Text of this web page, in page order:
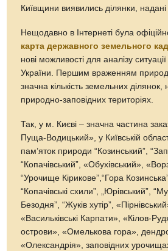
Київщини виявились ділянки, надані
Нещодавно в Інтернеті була
карта державного земельного
нові можливості для аналізу
України. Першим враженням
значна кількість земельних
природно-заповідних територіях.
Так, у м. Києві – значна частина
Пуща-Водицький», у Київській
пам’яток природи “Козинський”,
“Копачівський”, «Обухівський»,
“Урочище Кірикове”,“Гора
“Копачівські схили”, „Юрівський”,
Безодня”, “Жуків хутір”,
«Васильківські Карпати», «Кілов-
острови», «Омелькова гора»,
«Олександрія», заповідних